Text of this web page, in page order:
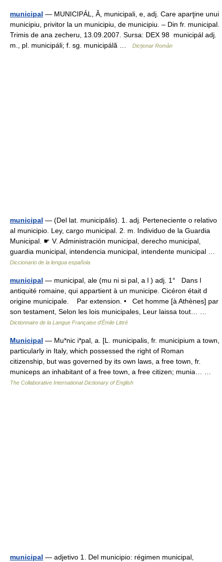
municipal — MUNICIPÁL, Ă, municipali, e, adj. Care aparţine unui
municipiu, privitor la un municipiu, de municipiu. – Din fr. municipal.
Trimis de ana zecheru, 13.09.2007. Sursa: DEX 98 municipál adj.
m., pl. municipáli; f. sg. municipálă …
Dicționar Român
municipal — (Del lat. municipālis). 1. adj. Perteneciente o relativo
al municipio. Ley, cargo municipal. 2. m. Individuo de la Guardia
Municipal. ☛ V. Administración municipal, derecho municipal,
guardia municipal, intendencia municipal, intendente municipal …
Diccionario de la lengua española
municipal — municipal, ale (mu ni si pal, a l ) adj. 1° Dans l
antiquité romaine, qui appartient à un municipe. Cicéron était d
origine municipale. Par extension. • Cet homme [à Athènes] par
son testament, Selon les lois municipales, Leur laissa tout… …
Dictionnaire de la Langue Française d'Émile Littré
Municipal — Mu*nic i*pal, a. [L. municipalis, fr. municipium a town,
particularly in Italy, which possessed the right of Roman
citizenship, but was governed by its own laws, a free town, fr.
municeps an inhabitant of a free town, a free citizen; munia… …
The Collaborative International Dictionary of English
municipal — adjetivo 1. Del municipio: régimen municipal,